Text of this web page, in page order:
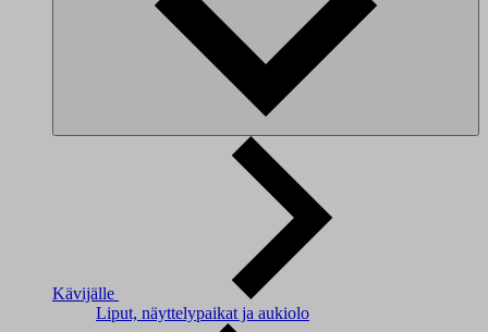
Kävijälle
Liput, näyttelypaikat ja aukiolo